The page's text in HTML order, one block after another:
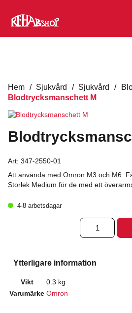
Hem / Sjukvård / Sjukvård /
Blodtrycksmanschett M
Art: 347-2550-01
Att använda med Omron M3 och M6.
Storlek Medium för de med ett
4-8 arbetsdagar
mängd
Ytterligare information
Vikt
0.3 kg
Varumärke Omron